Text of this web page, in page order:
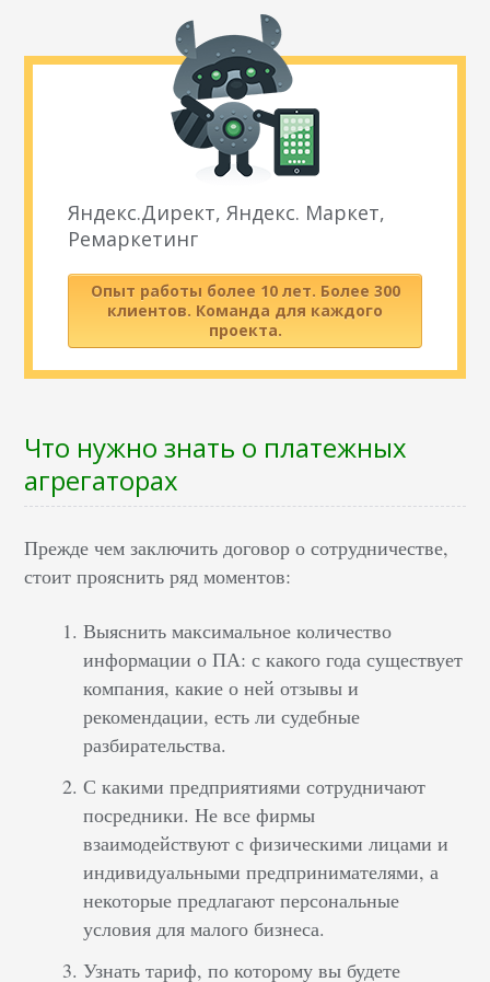
Яндекс.Директ, Яндекс. Маркет,
Ремаркетинг
Опыт работы более 10 лет. Более 300
клиентов. Команда для каждого
проекта.
Что нужно знать о платежных
агрегаторах
Прежде чем заключить договор о сотрудничестве,
стоит прояснить ряд моментов:
Выяснить максимальное количество
информации о ПА: с какого года существует
компания, какие о ней отзывы и
рекомендации, есть ли судебные
разбирательства.
С какими предприятиями сотрудничают
посредники. Не все фирмы
взаимодействуют с физическими лицами и
индивидуальными предпринимателями, а
некоторые предлагают персональные
условия для малого бизнеса.
Узнать тариф, по которому вы будете